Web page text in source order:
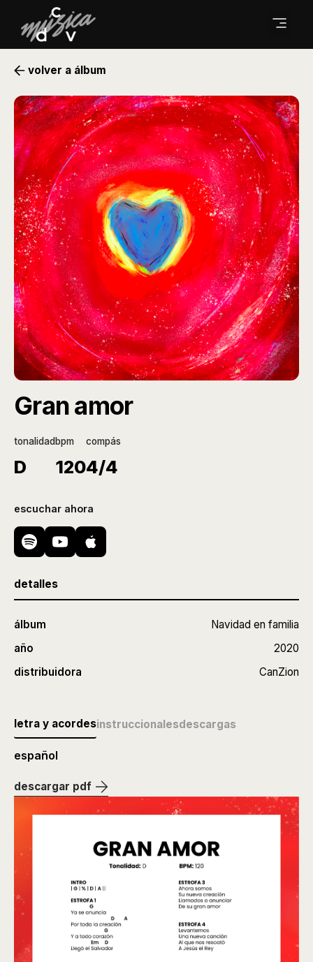
volver a álbum
detalles
álbum
Navidad en familia
año
2020
distribuidora
CanZion
Gran amor
tonalidad
D
bpm
120
compás
4/4
escuchar ahora
letra y acordesinstruccionalesdescargas
español
descargar pdf